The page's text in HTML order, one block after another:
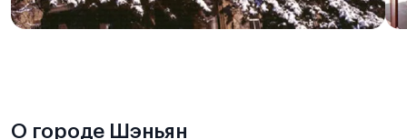
О городе Шэньян